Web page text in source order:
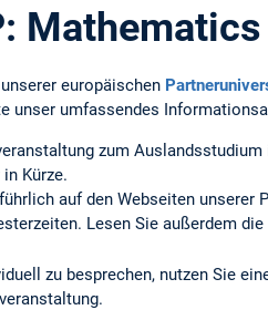
Mathematics
europäischen
unser umfassendes
zum
Kürze.
auf den Webseiten unserer
Lesen Sie außerdem
zu besprechen, nutzen Sie